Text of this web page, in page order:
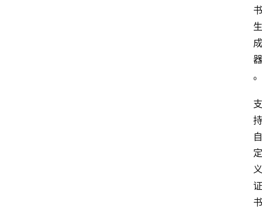
书
生
成
器
。
支
持
自
定
义
证
书